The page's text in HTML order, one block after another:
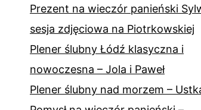
Prezent na wieczór panieński
sesja zdjęciowa na Piotrkowskiej
Plener ślubny Łódź klasyczna i
nowoczesna – Jola i Paweł
Plener ślubny nad morzem –